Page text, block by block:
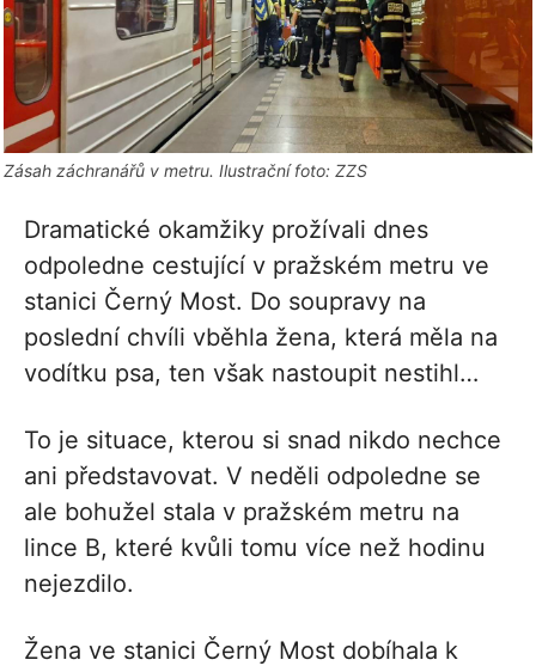
Zásah záchranářů v metru. Ilustrační foto: ZZS
Dramatické okamžiky prožívali dnes
odpoledne cestující v pražském metru ve
stanici Černý Most. Do soupravy na
poslední chvíli vběhla žena, která měla na
vodítku psa, ten však nastoupit nestihl…
To je situace, kterou si snad nikdo nechce
ani představovat. V neděli odpoledne se
ale bohužel stala v pražském metru na
lince B, které kvůli tomu více než hodinu
nejezdilo.
Žena ve stanici Černý Most dobíhala k